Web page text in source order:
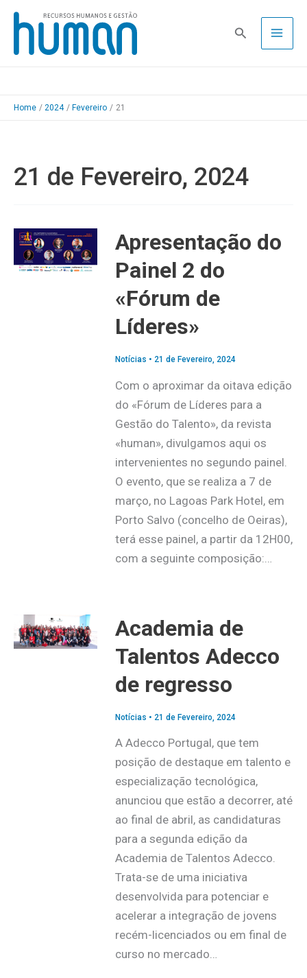
Skip
content
Pesquisa
Home 2024 Fevereiro 21
21 de Fevereiro, 2024
Apresentação do
Painel 2 do
«Fórum de
Líderes»
Notícias • 21 de Fevereiro, 2024
Com o aproximar da oitava edição
do «Fórum de Líderes para a
Gestão do Talento», da revista
«human», divulgamos aqui os
intervenientes no segundo painel.
O evento, que se realiza a 7 de
março, no Lagoas Park Hotel, em
Porto Salvo (concelho de Oeiras),
terá esse painel, a partir da 12H00,
com a seguinte composição:…
Academia de
Talentos Adecco
de regresso
Notícias • 21 de Fevereiro, 2024
A Adecco Portugal, que tem
posição de destaque em talento e
especialização tecnológica,
anunciou que estão a decorrer, até
ao final de abril, as candidaturas
para a segunda edição da
Academia de Talentos Adecco.
Trata-se de uma iniciativa
desenvolvida para potenciar e
acelerar a integração de jovens
recém-licenciados ou em final de
curso no mercado…